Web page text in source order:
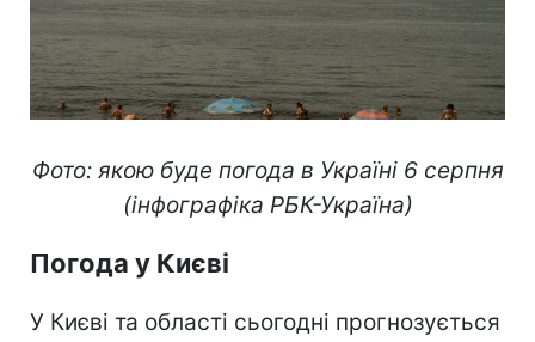
Фото: якою буде погода в Україні 6 серпня
(інфографіка РБК-Україна)
Погода у Києві
У Києві та області сьогодні прогнозується